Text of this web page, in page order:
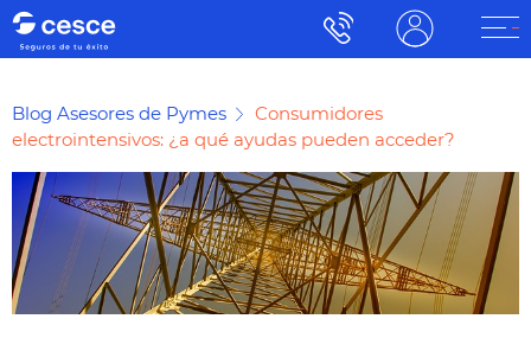
Blog Asesores de Pymes
Consumidores
electrointensivos: ¿a qué ayudas pueden acceder?